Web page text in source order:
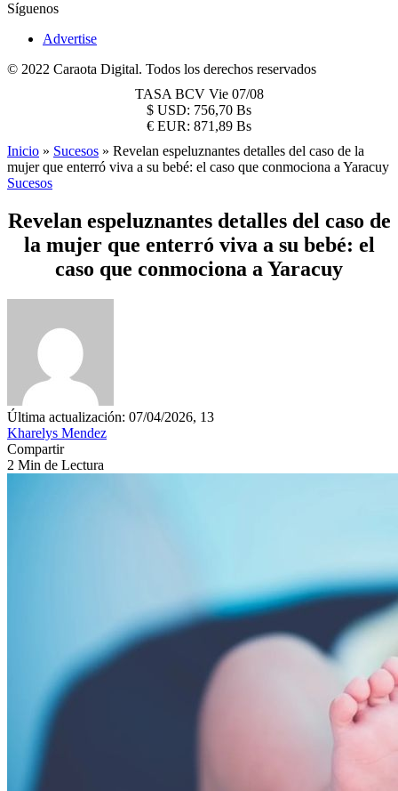
Síguenos
Advertise
© 2022 Caraota Digital. Todos los derechos reservados
TASA BCV Vie 07/08
$ USD: 756,70 Bs
€ EUR: 871,89 Bs
Inicio » Sucesos » Revelan espeluznantes detalles del caso de la
mujer que enterró viva a su bebé: el caso que conmociona a Yaracuy
Sucesos
Revelan espeluznantes detalles del caso de
la mujer que enterró viva a su bebé: el
caso que conmociona a Yaracuy
Última actualización: 07/04/2026, 13
Kharelys Mendez
Compartir
2 Min de Lectura